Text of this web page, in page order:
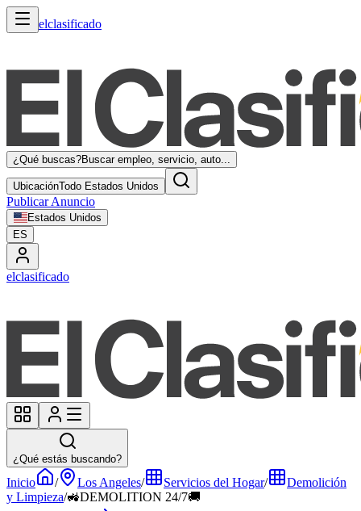
elclasificado
¿Qué buscas?Buscar empleo, servicio, auto...
UbicaciónTodo Estados Unidos
Publicar Anuncio
Estados Unidos
ES
elclasificado
¿Qué estás buscando?
Inicio / Los Angeles/ Servicios del Hogar/
Demolición
y Limpieza/🚜DEMOLITION 24/7🚚